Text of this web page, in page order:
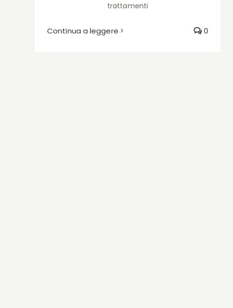
trattamenti
Continua a leggere 0